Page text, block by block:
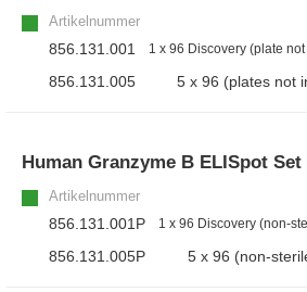
Artikelnummer
856.131.001 1 x 96 Discovery (plate
856.131.005 5 x 96 (plates not
Human Granzyme B ELISpot
Artikelnummer
856.131.001P 1 x 96 Discovery (non-
856.131.005P 5 x 96 (non-